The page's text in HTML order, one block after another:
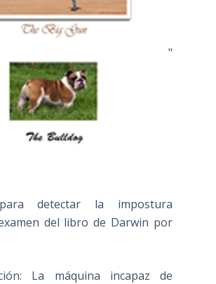
"
detectar la impostura
del libro de Darwin por
La máquina incapaz de